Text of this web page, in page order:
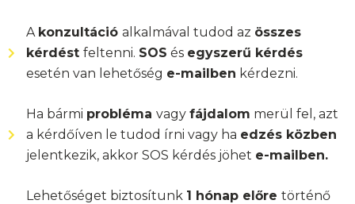
A konzultáció alkalmával tudod az összes
kérdést feltenni. SOS és egyszerű kérdés
esetén van lehetőség e-mailben kérdezni.
Ha bármi probléma vagy fájdalom merül fel, azt
a kérdőíven le tudod írni vagy ha edzés közben
jelentkezik, akkor SOS kérdés jöhet e-mailben.
Lehetőséget biztosítunk 1 hónap előre történő